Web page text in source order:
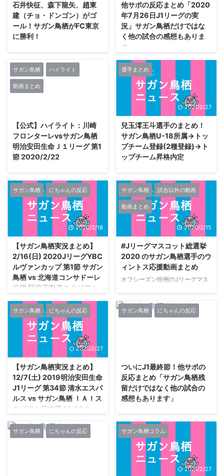
https://t.co/6ZqypcD1vs#DAZN
#sagantosu
pic.twitter.com/LLuuCi7RN3—
サガン鳥栖公式
a30f-9oWr
[210.174.4.62])2020/09/27(日)
16:51:36.43ID:RpuKNKG90 クエ
ンカって今年復帰できるん？
石井快征、森下龍矢、趙東
建（チョ・ドンゴン）がゴ
ール！サガン鳥栖がFC東京
に勝利！
／公式サイトに写真、コメント掲
載しました❣️熱いご声援ありがと
うございました📣㊗️今シーズン初
▶️https://t.co/ipwFardGL2#サガ
ン鳥栖 #金明輝 #石井快征 #森下
龍矢 #趙東建 #中野伸哉
pic.twitter.com/Bmq4I5Fa32—
(@saganofficial17) August 1, 20
...
他サポの反応まとめ「2020
年7月26日J1リーグの実
況」サガン鳥栖だけではな
く他の試合の感想もありま
す
67U-名なしさん (ﾜｯﾁｮｲ bfae-
xE3T
[39.110.120.137])2020/08/01(土
) 19:15:37.84ID:aItLTPiM0 瓦斯
は三田じゃなくて安部がアンカー
か レアンドロｗｗ 72U-名なしさ
[210.138.179.39])2020/08/01(土
) 19:16:25.45ID:cWqIyl+TM 鹿島
っていつも楽しそうにサッカーし
てるな 118U-名なしさん (ﾜｯﾁｮｲ
サガン鳥栖 ハイライト
動画まとめ
【公式】ハイライト：川崎
フロンターレvsサガン鳥栖
明治安田生命Ｊ１リーグ 第1
節 2020/2/22
明日は川崎戦観戦に行きます Jリ
ーグ開幕！湘南-浦和をDZAN観
戦今年のトレンドはハイプレスと
若手の起用なのかな東京五輪とリ
バプールの影響なのか明日は川崎
戦観戦に行きますー楽しみ#サガ
ィスタの中の人@サガン鳥栖
(@sagantista) February 21, 2020
川崎フロンターレ vs サガン鳥栖
in 等々力陸上競技場はゴール裏へ
今日はここから谷口のセレモニー
が終わり選手が入ってきた
#sagantosu ...
選手まとめ
2021/2/27
兒玉澪王斗選手のまとめ！
サガン鳥栖U-18所属→トッ
プチーム登録(2種登録)→ト
ップチーム昇格内定
ップチームへ昇格することが内定
(2020.10.9) https://www.sagan-
tosu.net/news/p/4885/ サガン鳥
栖U-18所属の兒玉澪王斗選手が
トップチーム登録(2種登録) ／🗣
#サガン鳥栖 U-18 兒玉澪王斗選
お知らせ‼️＼“少しでも早くサガン
鳥栖の力になれるよう頑張るので
応援よろしくお願いします"詳細
はこちら
選手、共に闘おう👊❣️#saganto ...
サガン鳥栖 にちゃんの反応
2020/2/18
【サガン鳥栖実況まとめ】
2/16(日) 2020JリーグYBC
ルヴァンカップ 第1節 サガン
鳥栖 vs 北海道コンサドーレ
札幌 駅前不動産スタジアム
鳥栖実況 ／ ⚽️JリーグYBCルヴァ
ンカップ開幕まであと2️⃣日❣️ ＼
📅2/16(日) ⏰14:00 🆚#北海道コ
ンサドーレ札幌 🏟#駅前不動産ス
ります💪‼️”#松岡大起 #サガン鳥
栖 #sagantosu #GO #consadole
pic.twitter.com/rxwRkORu0c —
サガン鳥栖公式
2020 いよいよ日曜日、シーズン
始動。 この男のバースデー ...
サガン鳥栖 試合以外の動画
動画まとめ
2020/2/15
#Jリーグマスコット総選挙
2020 のサガン鳥栖選手のウ
ィントス応援動画まとめ
オフシーズン恒例のJリーグマス
ノのみなさん、こんばんは。 毎
年恒例のJリーグマスコット総選
挙ですが、今年はサガン鳥栖公式
で良いことだと思います。 今回
は、サガン鳥栖の選手から、Jリ
ーグマスコット総選挙2020を戦
うウィントスへの応援メッセージ
ン！ #Jリーグマスコット総選挙
2020 このツイート ...
サガン鳥栖 にちゃんの反応
2021/2/27
【サガン鳥栖実況まとめ】
12/7(土) 2019明治安田生命
J1リーグ 第34節 清水エスパ
ルス vs サガン鳥栖 ＩＡＩス
タジアム日本平 14:00キッ
【実況する人】サガントス【常に
サガン鳥栖 にちゃんの反応
ついにJ1最終節！他サポの
反応まとめ「サガン鳥栖残
留だけではなく他の試合の
感想もあります」
ばんは。 激動のJ1最終節。 われ
われにとって激動の1日・・・。
同時刻の他サポの反応をまとめま
した。 17U-名なしさん (ﾜｯﾁｮｲ
b516-MVf8
[220.24.228.229])2019/12/07(土
サガン鳥栖 にちゃんの反応 サガン鳥栖コラム
2021/2/27